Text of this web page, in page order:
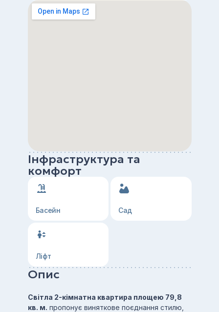
Інфраструктура та
комфорт
Басейн Сад
Ліфт
Опис
Світла 2-кімнатна квартира площею 79,8
кв. м. пропонує виняткове поєднання стилю,